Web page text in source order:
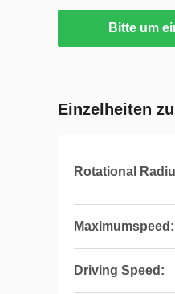
Bitte um
Einzelheiten
Rotational
Maximumspeed:
Driving Speed: